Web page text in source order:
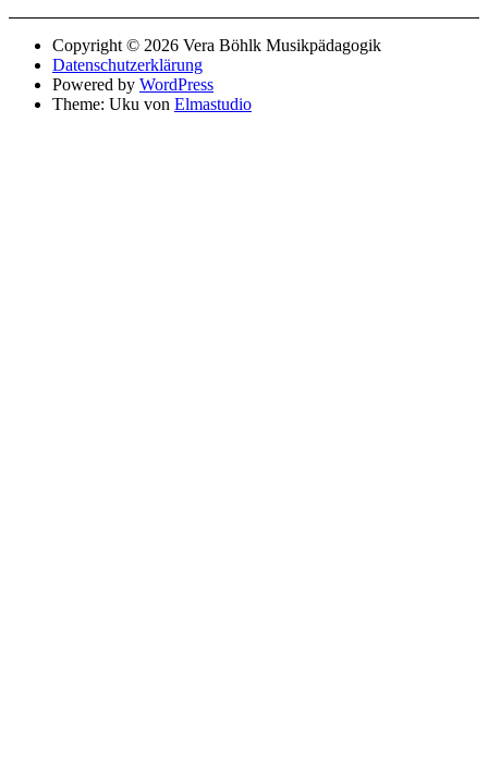
Copyright © 2026 Vera Böhlk Musikpädagogik
Datenschutzerklärung
Powered by WordPress
Theme: Uku von Elmastudio